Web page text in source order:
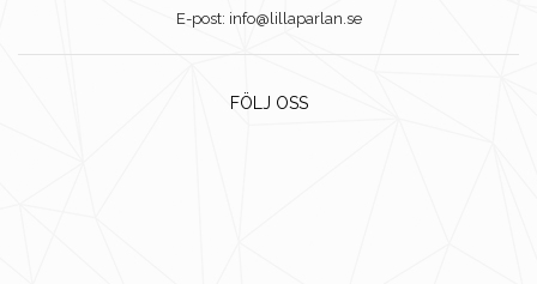
E-post: info@lillaparlan.se
FÖLJ OSS